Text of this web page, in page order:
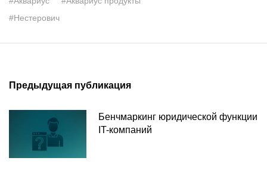
#Нестерович
Предыдущая публикация
Бенчмаркинг юридической функции
IT-компаний